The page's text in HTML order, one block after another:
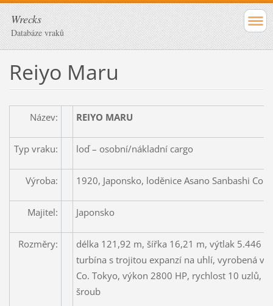
Wrecks
Databáze vraků
Reiyo Maru
Název: REIYO MARU
Typ vraku: loď – osobní/nákladní cargo
Výroba: 1920, Japonsko, loděnice Asano Sanbashi
Majitel: Japonsko
Rozměry:
délka 121,92 m, šířka 16,21 m, výtlak 5.446
turbína s trojitou expanzí na uhlí, vyrobená v
Co. Tokyo, výkon 2800 HP, rychlost 10 uzlů,
šroub